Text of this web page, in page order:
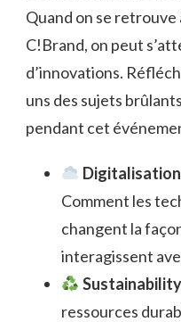
Quand on se retrouve
C!Brand, on peut
d’innovations.
uns des sujets
pendant cet
Comment les
changent la
interagissent
ressources